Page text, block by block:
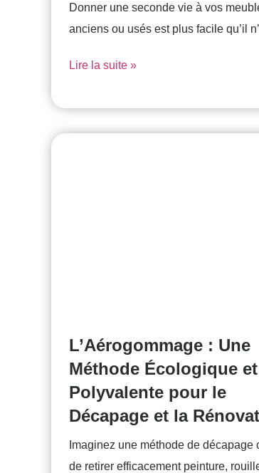
Donner une seconde vie à vos
anciens ou usés est plus facile qu’il
Lire la suite »
L’Aérogommage : Une
Méthode Écologique et
Polyvalente pour le
Décapage et la
Imaginez une méthode de décapage
de retirer efficacement peinture,